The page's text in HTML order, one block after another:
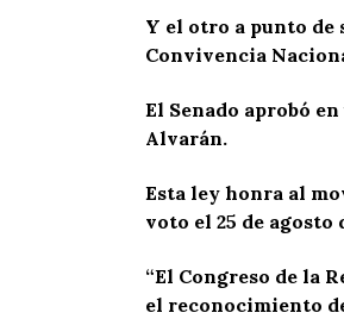
Y el otro a punto de
Convivencia
El Senado aprobó
Alvarán.
Esta ley honra al
voto el 25 de agosto
“El Congreso de la
el reconocimiento